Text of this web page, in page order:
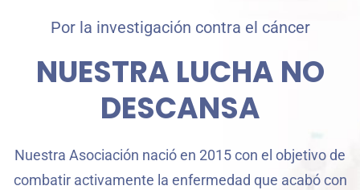
Por la investigación contra el cáncer
NUESTRA LUCHA NO
DESCANSA
Nuestra Asociación nació en 2015 con el objetivo de
combatir activamente la enfermedad que acabó con